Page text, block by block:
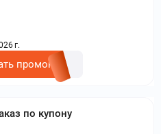
г.
промокод
по купону